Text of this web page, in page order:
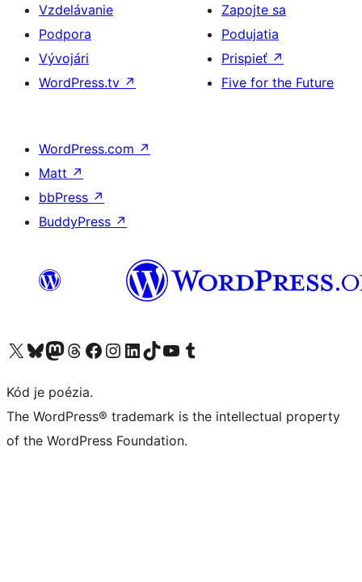
Vzdelávanie
Podpora
Vývojári
WordPress.tv ↗
Zapojte sa
Podujatia
Prispieť ↗
Five for the Future
WordPress.com ↗
Matt ↗
bbPress ↗
BuddyPress ↗
Navštívte náš účet na X (predtým Twitter)
Navštívte náš účet na platforme Bluesky
Navštívte náš účet na Mastodone
Navštívte náš účet na platforme Threads
Navštívte našu stránku na Facebooku
Navštívte náš účet Instagram
Navštívte náš účet LinkedIn
Navštívte náš účet na platforme TikTok
Navštívte náš kanál YouTube
Navštívte náš účet na platforme Tumblr
Kód je poézia.
The WordPress® trademark is the intellectual property
of the WordPress Foundation.